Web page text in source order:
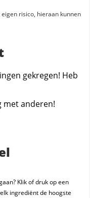
risico, hieraan kunnen
gekregen! Heb
met anderen!
Klik of druk op een
ingrediënt de hoogste